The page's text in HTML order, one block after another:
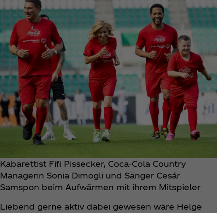
Kabarettist Fifi Pissecker, Coca‑Cola Country
Managerin Sonia Dimogli und Sänger Cesár
Samspon beim Aufwärmen mit ihrem Mitspieler
Liebend gerne aktiv dabei gewesen wäre Helge